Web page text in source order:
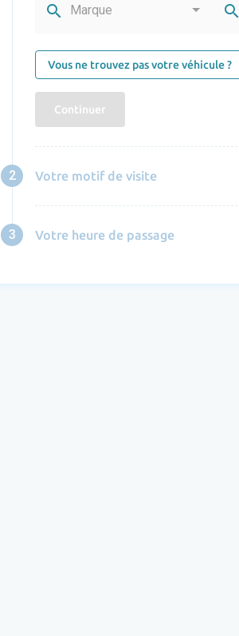
search Marque search
Vous ne trouvez pas votre véhicule ?
Continuer
2 Votre motif de visite
3 Votre heure de passage